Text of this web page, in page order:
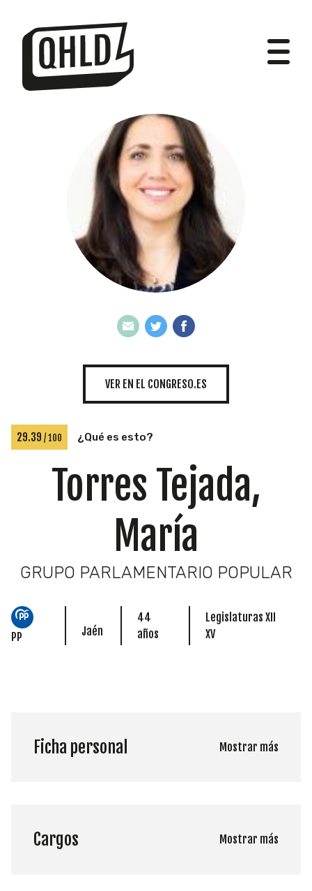
DIPUTADOS
GRUPOS
INICIATIVAS
TEMÁTICAS
VER EN EL CONGRESO.ES
29.39 / 100 ¿Qué es esto?
Torres Tejada,
María
GRUPO PARLAMENTARIO POPULAR
PP Jaén
44
años
Legislaturas XII
XV
Ficha personal Mostrar más
Cargos Mostrar más